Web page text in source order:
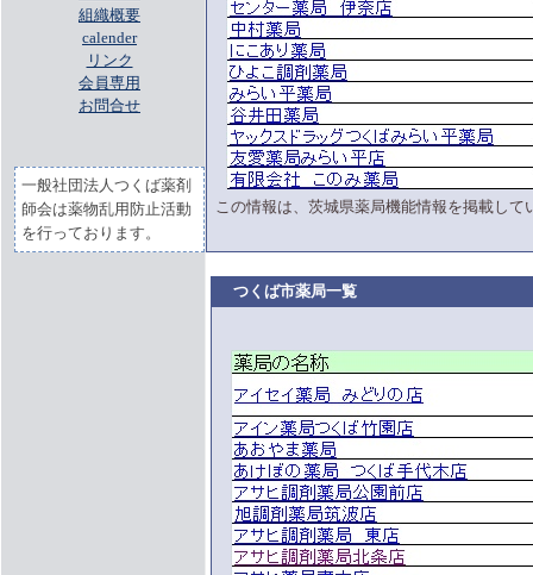
組織概要
calender
リンク
会員専用
お問合せ
一般社団法人つくば薬剤
師会は薬物乱用防止活動
を行っております。
この情報は、茨城県薬局機能情報を掲載して
つくば市薬局一覧